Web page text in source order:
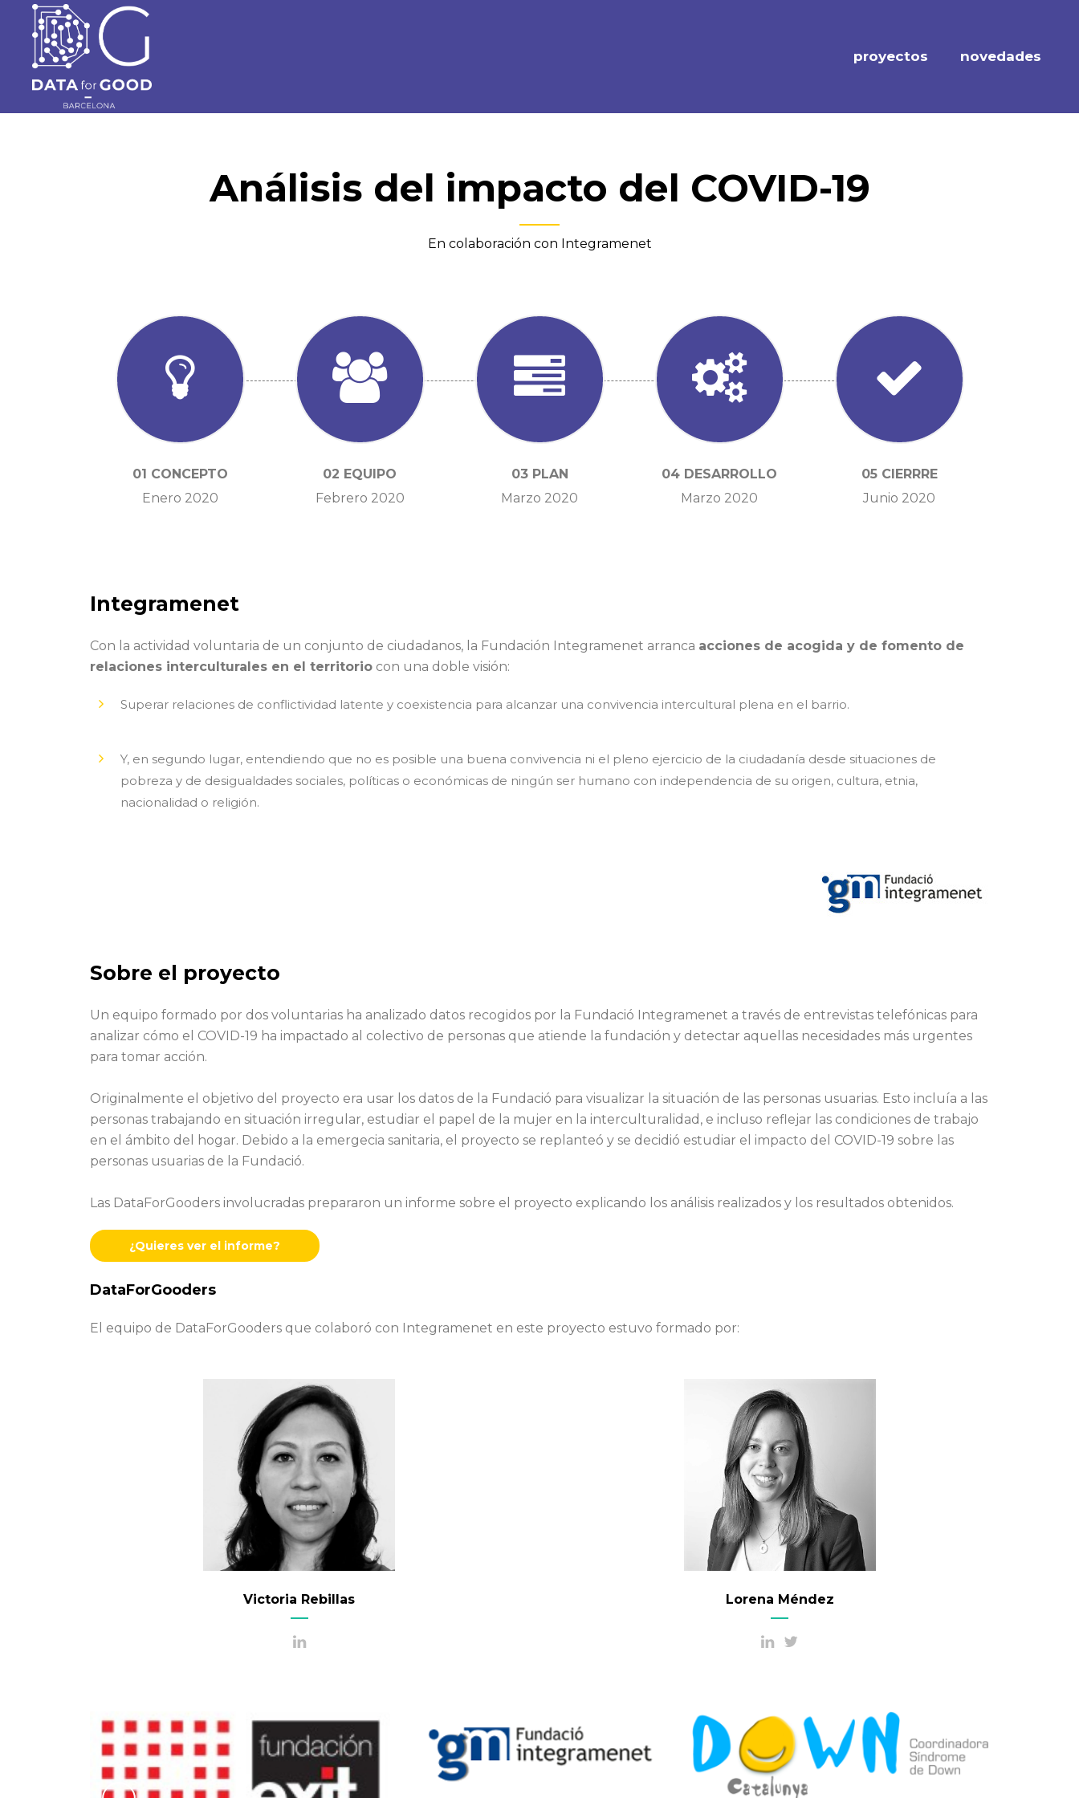
proyectos novedades
Análisis del impacto del COVID-19
En colaboración con Integramenet
01 CONCEPTO
Enero 2020
02 EQUIPO
Febrero 2020
03 PLAN
Marzo 2020
04 DESARROLLO
Marzo 2020
05 CIERRRE
Junio 2020
Integramenet
Con la actividad voluntaria de un conjunto de ciudadanos, la Fundación Integramenet arranca acciones de acogida y de fomento de
relaciones interculturales en el territorio con una doble visión:
Superar relaciones de conflictividad latente y coexistencia para alcanzar una convivencia intercultural plena en el barrio.
Y, en segundo lugar, entendiendo que no es posible una buena convivencia ni el pleno ejercicio de la ciudadanía desde situaciones de
pobreza y de desigualdades sociales, políticas o económicas de ningún ser humano con independencia de su origen, cultura, etnia,
nacionalidad o religión.
Sobre el proyecto
Un equipo formado por dos voluntarias ha analizado datos recogidos por la Fundació Integramenet a través de entrevistas telefónicas para
analizar cómo el COVID-19 ha impactado al colectivo de personas que atiende la fundación y detectar aquellas necesidades más urgentes
para tomar acción.
Originalmente el objetivo del proyecto era usar los datos de la Fundació para visualizar la situación de las personas usuarias. Esto incluía a las
personas trabajando en situación irregular, estudiar el papel de la mujer en la interculturalidad, e incluso reflejar las condiciones de trabajo
en el ámbito del hogar. Debido a la emergecia sanitaria, el proyecto se replanteó y se decidió estudiar el impacto del COVID-19 sobre las
personas usuarias de la Fundació.
Las DataForGooders involucradas prepararon un informe sobre el proyecto explicando los análisis realizados y los resultados obtenidos.
¿Quieres ver el informe?
DataForGooders
El equipo de DataForGooders que colaboró con Integramenet en este proyecto estuvo formado por:
Victoria Rebillas Lorena Méndez